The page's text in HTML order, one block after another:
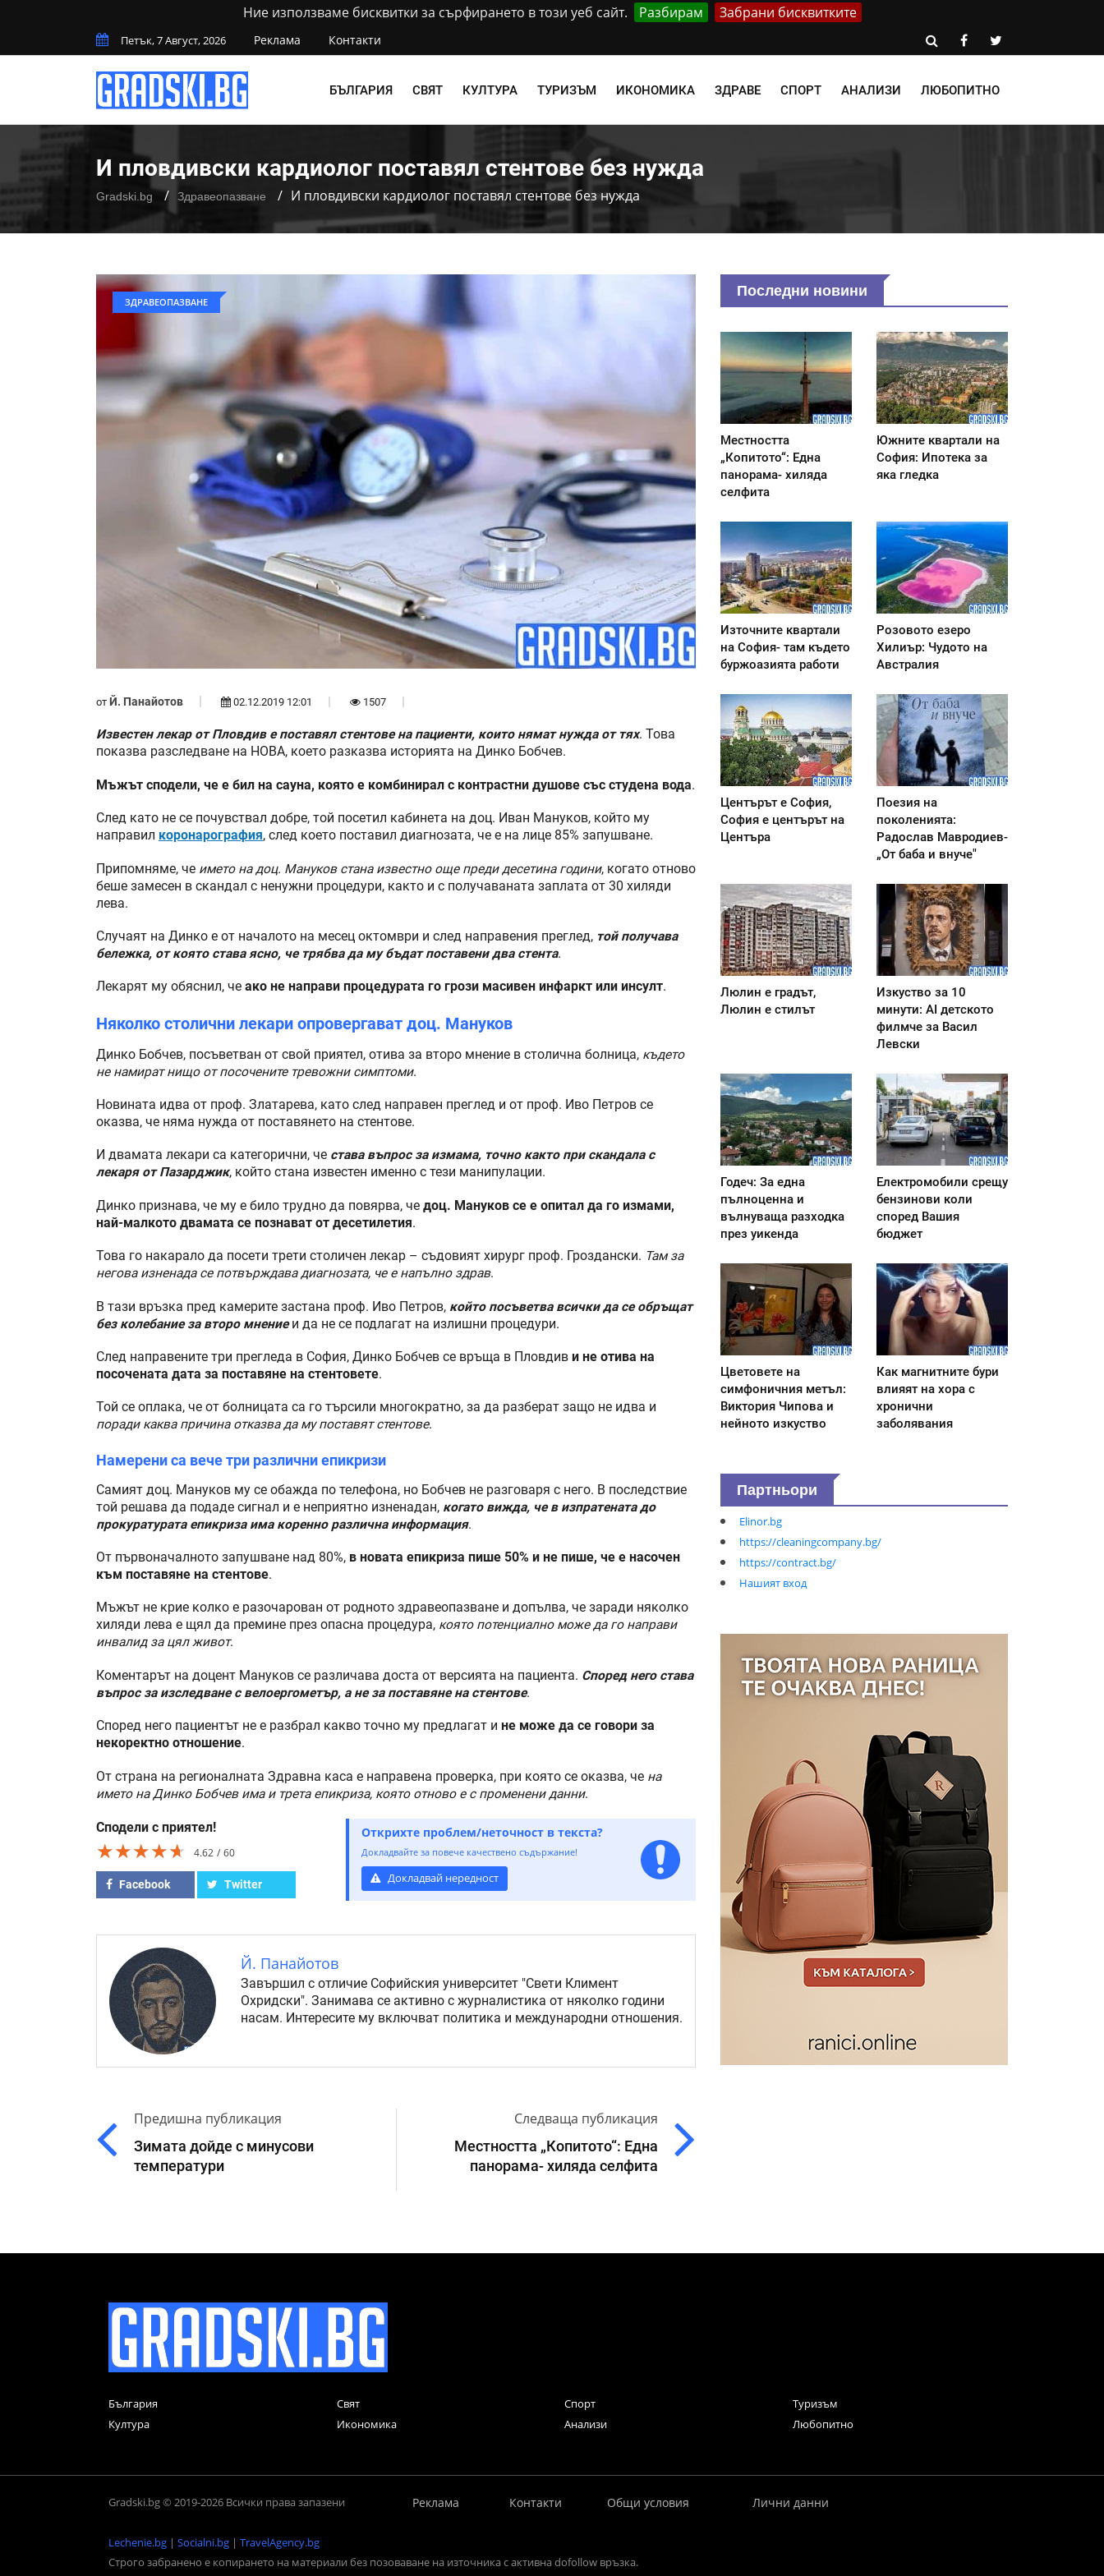
Ние използваме бисквитки за сърфирането в този уеб сайт. Разбирам Забрани бисквитките
Петък, 7 Август, 2026 Реклама Контакти
БЪЛГАРИЯ СВЯТ КУЛТУРА ТУРИЗЪМ ИКОНОМИКА ЗДРАВЕ СПОРТ АНАЛИЗИ ЛЮБОПИТНО
И пловдивски кардиолог поставял стентове без нужда
Gradski.bg Здравеопазване И пловдивски кардиолог поставял стентове без нужда
ЗДРАВЕОПАЗВАНЕ
от Й. Панайотов 02.12.2019 12:01 1507
Известен лекар от Пловдив е поставял стентове на пациенти, които нямат нужда от тях. Това
показва разследване на НОВА, което разказва историята на Динко Бобчев.
Мъжът сподели, че е бил на сауна, която е комбинирал с контрастни душове със студена вода.
След като не се почувствал добре, той посетил кабинета на доц. Иван Мануков, който му
направил коронарография, след което поставил диагнозата, че е на лице 85% запушване.
Припомняме, че името на доц. Мануков стана известно още преди десетина години, когато отново
беше замесен в скандал с ненужни процедури, както и с получаваната заплата от 30 хиляди
лева.
Случаят на Динко е от началото на месец октомври и след направения преглед, той получава
бележка, от която става ясно, че трябва да му бъдат поставени два стента.
Лекарят му обяснил, че ако не направи процедурата го грози масивен инфаркт или инсулт.
Няколко столични лекари опровергават доц. Мануков
Динко Бобчев, посъветван от свой приятел, отива за второ мнение в столична болница, където
не намират нищо от посочените тревожни симптоми.
Новината идва от проф. Златарева, като след направен преглед и от проф. Иво Петров се
оказва, че няма нужда от поставянето на стентове.
И двамата лекари са категорични, че става въпрос за измама, точно както при скандала с
лекаря от Пазарджик, който стана известен именно с тези манипулации.
Динко признава, че му е било трудно да повярва, че доц. Мануков се е опитал да го измами,
най-малкото двамата се познават от десетилетия.
Това го накарало да посети трети столичен лекар – съдовият хирург проф. Гроздански. Там за
негова изненада се потвърждава диагнозата, че е напълно здрав.
В тази връзка пред камерите застана проф. Иво Петров, който посъветва всички да се обръщат
без колебание за второ мнениеи да не се подлагат на излишни процедури.
След направените три прегледа в София, Динко Бобчев се връща в Пловдив и не отива на
посочената дата за поставяне на стентовете.
Той се оплака, че от болницата са го търсили многократно, за да разберат защо не идва и
поради каква причина отказва да му поставят стентове.
Намерени са вече три различни епикризи
Самият доц. Мануков му се обажда по телефона, но Бобчев не разговаря с него. В последствие
той решава да подаде сигнал и е неприятно изненадан, когато вижда, че в изпратената до
прокуратурата епикриза има коренно различна информация.
От първоначалното запушване над 80%, в новата епикриза пише 50% и не пише, че е насочен
към поставяне на стентове.
Мъжът не крие колко е разочарован от родното здравеопазване и допълва, че заради няколко
хиляди лева е щял да премине през опасна процедура, която потенциално може да го направи
инвалид за цял живот.
Коментарът на доцент Мануков се различава доста от версията на пациента. Според него става
въпрос за изследване с велоергометър, а не за поставяне на стентове.
Според него пациентът не е разбрал какво точно му предлагат и не може да се говори за
некоректно отношение.
От страна на регионалната Здравна каса е направена проверка, при която се оказва, че на
името на Динко Бобчев има и трета епикриза, която отново е с променени данни.
Сподели с приятел!
★★★★★
★★★★★
★★★★★ 4.62 60
Facebook Twitter
Открихте проблем/неточност в текста?
Докладвайте за повече качествено съдържание!
Докладвай нередност
Й. Панайотов
Завършил с отличие Софийския университет "Свети Климент
Охридски". Занимава се активно с журналистика от няколко години
насам. Интересите му включват политика и международни отношения.
Предишна публикация
Зимата дойде с минусови
температури
Следваща публикация
Местността „Копитото“: Една
панорама- хиляда селфита
Последни новини
Местността
„Копитото“: Една
панорама- хиляда
селфита
Южните квартали на
София: Ипотека за
яка гледка
Източните квартали
на София- там където
буржоазията работи
Розовото езеро
Хилиър: Чудото на
Австралия
Центърът е София,
София е центърът на
Центъра
Поезия на
поколенията:
Радослав Мавродиев-
„От баба и внуче"
Люлин е градът,
Люлин е стилът
Изкуство за 10
минути: AI детското
филмче за Васил
Левски
Годеч: За една
пълноценна и
вълнуваща разходка
през уикенда
Електромобили срещу
бензинови коли
според Вашия
бюджет
Цветовете на
симфоничния метъл:
Виктория Чипова и
нейното изкуство
Как магнитните бури
влияят на хора с
хронични
заболявания
Партньори
Elinor.bg
https://cleaningcompany.bg/
https://contract.bg/
Нашият вход
България Свят Спорт
Туризъм
Култура
Икономика Анализи Любопитно
Gradski.bg © 2019-2026 Всички права запазени Реклама Контакти Общи условия Лични данни
Lechenie.bg | Socialni.bg | TravelAgency.bg
Строго забранено е копирането на материали без позоваване на източника с активна dofollow връзка.